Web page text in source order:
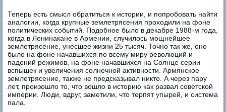
Теперь есть смысл обратиться к истории, и попробовать найти
аналогии, когда крупные землетрясения проходили на фоне
политических событий. Подобное было в декабре 1988-м года,
когда в Ленинакане в Армении, случилось мощнейшее
землетрясение, унесшее жизни 25 тысяч. Точно так же, оно
было на фоне начавшихся по всему миру революций и
падений режимов, на фоне начавшихся на Солнце серии
вспышек и увеличения солнечной активности. Армянское
землетрясение, также не предсказывал никто. А через пару
лет, произошло то, что вошло в историю как развал советской
империи. Люди, вдруг, заметили, что терпят упырей, и система
пала.